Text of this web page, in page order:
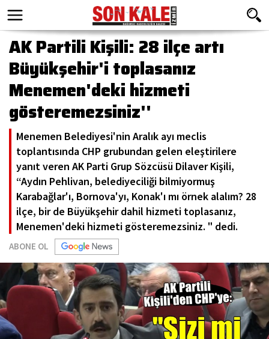
AK Partili Kişili: 28 ilçe artı
Büyükşehir'i toplasanız
Menemen'deki hizmeti
gösteremezsiniz''
Menemen Belediyesi'nin Aralık ayı meclis
toplantısında CHP grubundan gelen eleştirilere
yanıt veren AK Parti Grup Sözcüsü Dilaver Kişili,
“Aydın Pehlivan, belediyeciliği bilmiyormuş
Karabağlar'ı, Bornova'yı, Konak'ı mı örnek alalım? 28
ilçe, bir de Büyükşehir dahil hizmeti toplasanız,
Menemen'deki hizmeti gösteremezsiniz. " dedi.
ABONE OL